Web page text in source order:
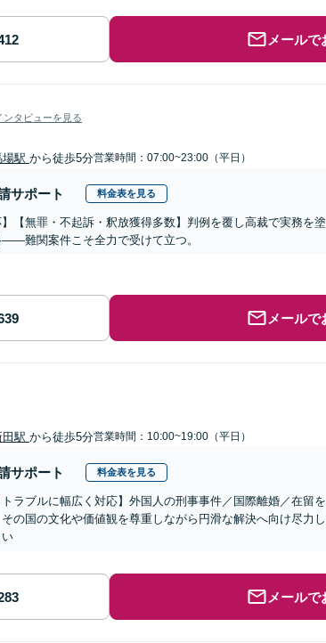
メールで
ンタビューを見る
駅 から徒歩5分営業時間：07:00~23:00（平日）
サポート 料金表を見る
】【無罪・不起訴・釈放獲得多数】判例を覆し高裁で実務を
難関案件こそ全力で受けて立つ。
メールで
駅 から徒歩5分営業時間：10:00~19:00（平日）
サポート 料金表を見る
トラブルに幅広く対応】外国人の刑事事件／国際離婚／在留
の国の文化や価値観を尊重しながら円滑な解決へ向け尽力
メールで